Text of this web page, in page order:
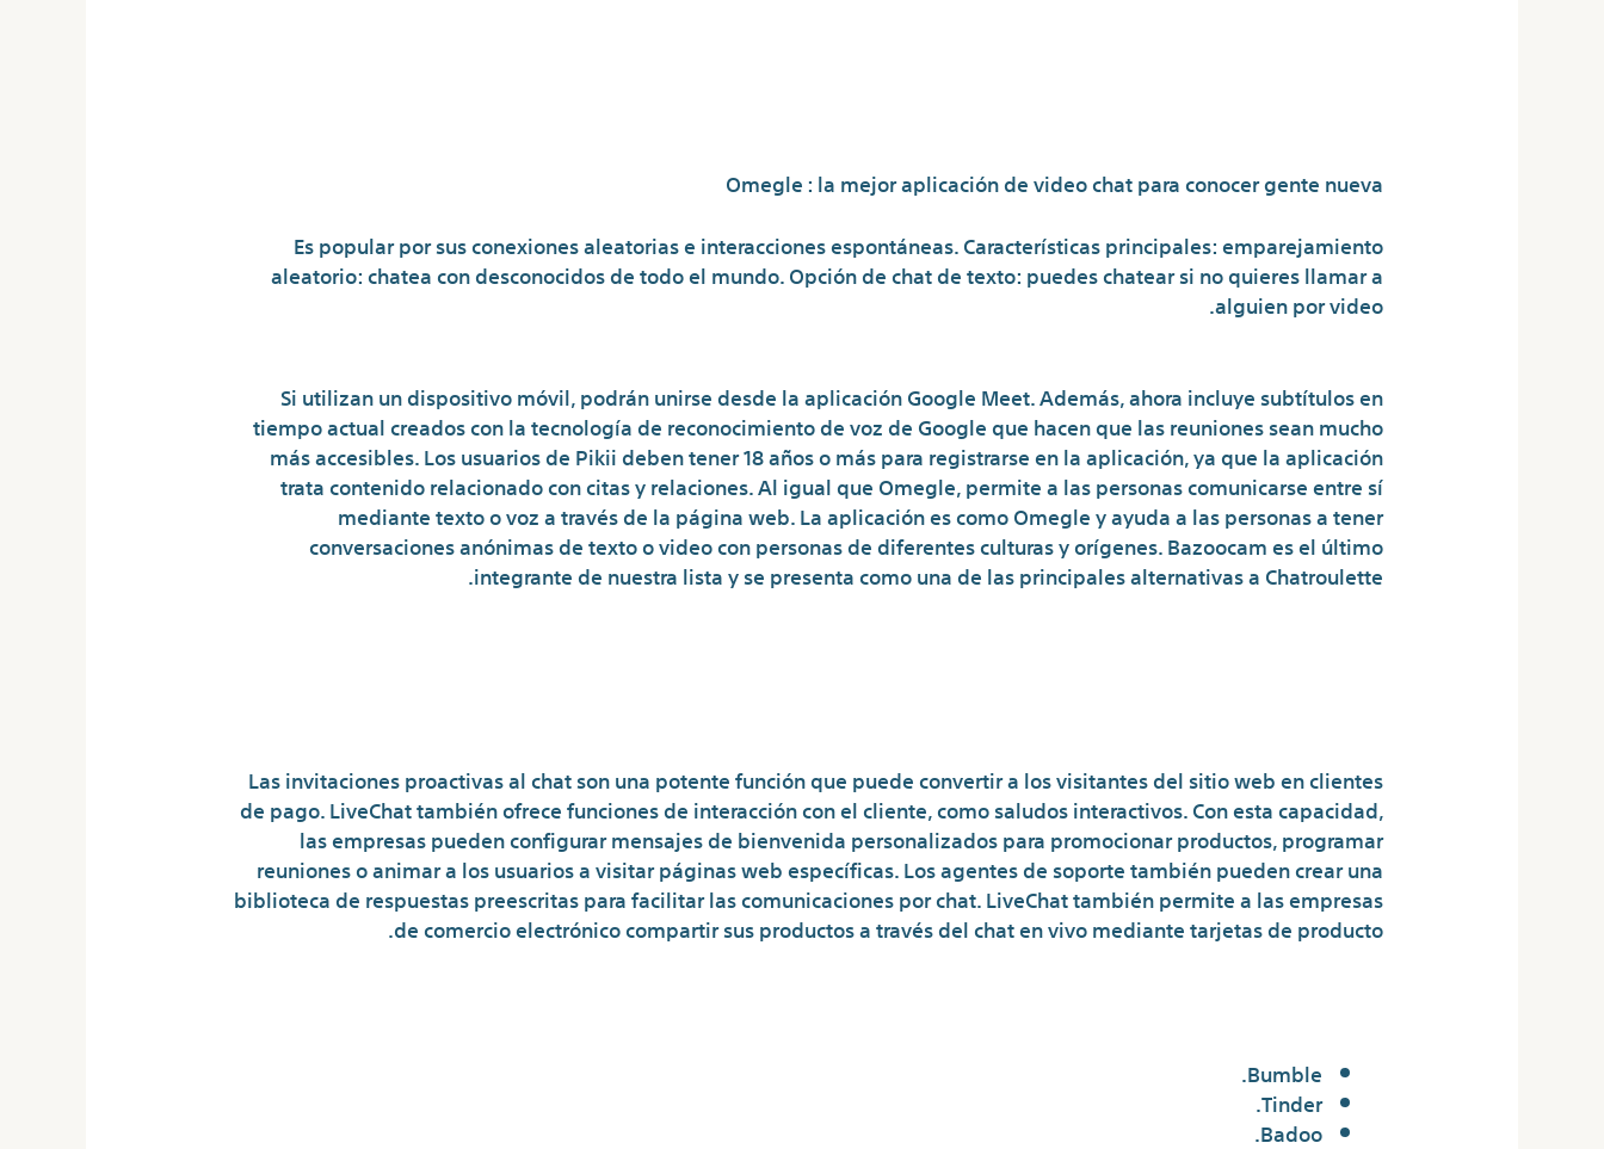
Omegle : la mejor aplicación de video chat para conocer gente nueva
Es popular por sus conexiones aleatorias e interacciones espontáneas. Características principales: emparejamiento
aleatorio: chatea con desconocidos de todo el mundo. Opción de chat de texto: puedes chatear si no quieres llamar a
alguien por video.
Si utilizan un dispositivo móvil, podrán unirse desde la aplicación Google Meet. Además, ahora incluye subtítulos en
tiempo actual creados con la tecnología de reconocimiento de voz de Google que hacen que las reuniones sean mucho
más accesibles. Los usuarios de Pikii deben tener 18 años o más para registrarse en la aplicación, ya que la aplicación
trata contenido relacionado con citas y relaciones. Al igual que Omegle, permite a las personas comunicarse entre sí
mediante texto o voz a través de la página web. La aplicación es como Omegle y ayuda a las personas a tener
conversaciones anónimas de texto o video con personas de diferentes culturas y orígenes. Bazoocam es el último
integrante de nuestra lista y se presenta como una de las principales alternativas a Chatroulette.
Las invitaciones proactivas al chat son una potente función que puede convertir a los visitantes del sitio web en clientes
de pago. LiveChat también ofrece funciones de interacción con el cliente, como saludos interactivos. Con esta capacidad,
las empresas pueden configurar mensajes de bienvenida personalizados para promocionar productos, programar
reuniones o animar a los usuarios a visitar páginas web específicas. Los agentes de soporte también pueden crear una
biblioteca de respuestas preescritas para facilitar las comunicaciones por chat. LiveChat también permite a las empresas
de comercio electrónico compartir sus productos a través del chat en vivo mediante tarjetas de producto.
Bumble.
Tinder.
Badoo.